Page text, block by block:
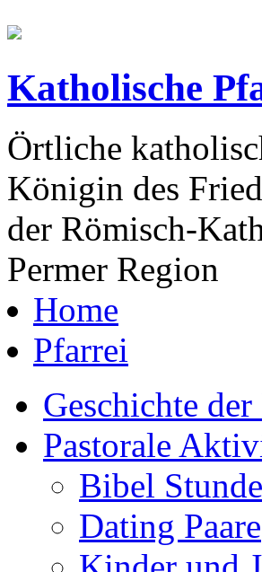
Katholische
Örtliche
Königin des
der Römisch-
Permer Region
Home
Pfarrei
Geschichte
Pastorale
Bibel Stunde
Dating Paare